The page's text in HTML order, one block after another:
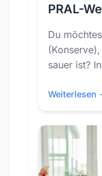
PRAL-
Du
sauer ist?
Zuckermais
Weiterlesen